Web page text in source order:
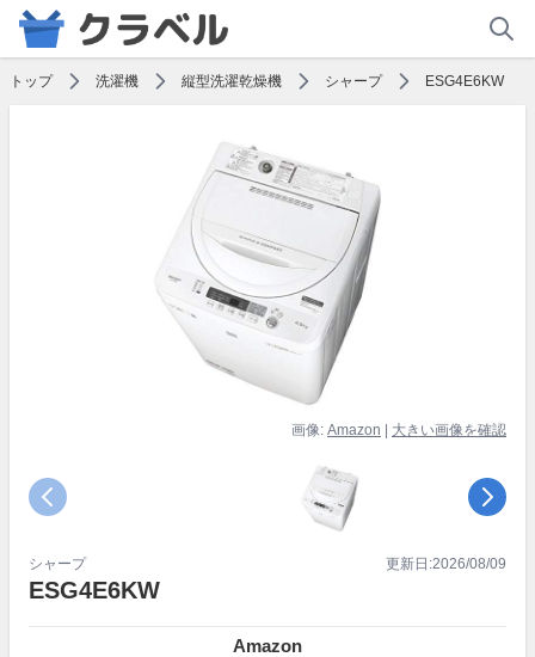
トップ 洗濯機 縦型洗濯乾燥機 シャープ ESG4E6KW
画像: Amazon 大きい画像を確認
シャープ
ESG4E6KW
更新日:2026/08/09
Amazon